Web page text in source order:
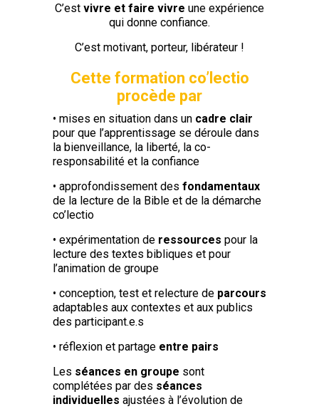
C’est vivre et faire vivre une expérience
qui donne confiance.
C’est motivant, porteur, libérateur !
Cette formation co’lectio
procède par
• mises en situation dans un cadre clair
pour que l’apprentissage se déroule dans
la bienveillance, la liberté, la co-
responsabilité et la confiance
• approfondissement des fondamentaux
de la lecture de la Bible et de la démarche
co’lectio
• expérimentation de ressources pour la
lecture des textes bibliques et pour
l’animation de groupe
• conception, test et relecture de parcours
adaptables aux contextes et aux publics
des participant.e.s
• réflexion et partage entre pairs
Les séances en groupe sont
complétées par des séances
individuelles ajustées à l’évolution de